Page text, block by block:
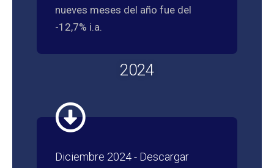
nueves meses del año fue del
-12,7% i.a.
2024
Diciembre 2024 - Descargar